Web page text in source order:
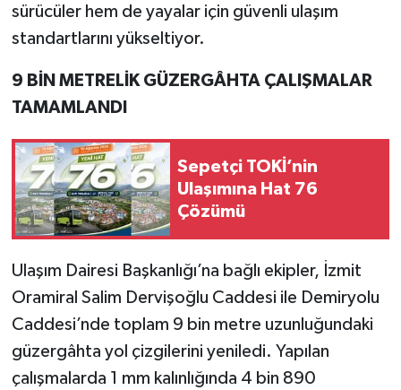
sürücüler hem de yayalar için güvenli ulaşım
standartlarını yükseltiyor.
9 BİN METRELİK GÜZERGÂHTA ÇALIŞMALAR
TAMAMLANDI
Sepetçi TOKİ’nin
Ulaşımına Hat 76
Çözümü
Ulaşım Dairesi Başkanlığı’na bağlı ekipler, İzmit
Oramiral Salim Dervişoğlu Caddesi ile Demiryolu
Caddesi’nde toplam 9 bin metre uzunluğundaki
güzergâhta yol çizgilerini yeniledi. Yapılan
çalışmalarda 1 mm kalınlığında 4 bin 890